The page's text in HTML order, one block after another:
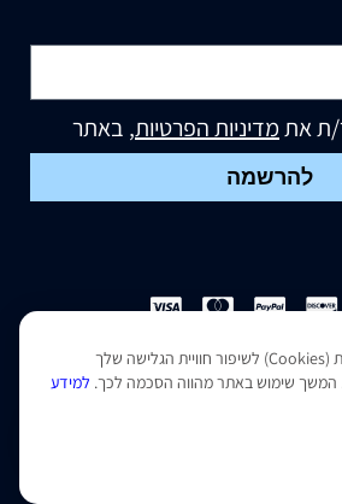
ת אתמדיניות הפרטיות, באתר
להרשמה
נגישות|מדיניות פרטיות
על ידי –
אנו משתמשים בעוגיות (Cookies) לשיפור חוויית הגלישה שלך
המשך שימוש באתר מהווה הסכמה לכך. למידע